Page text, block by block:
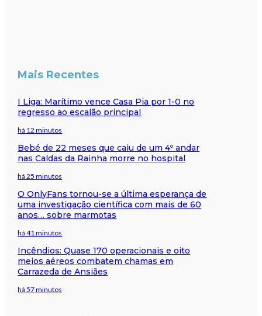
Mais Recentes
I Liga: Marítimo vence Casa Pia por 1-0 no
regresso ao escalão principal
há 12 minutos
Bebé de 22 meses que caiu de um 4º andar
nas Caldas da Rainha morre no hospital
há 25 minutos
O OnlyFans tornou-se a última esperança de
uma investigação científica com mais de 60
anos… sobre marmotas
há 41 minutos
Incêndios: Quase 170 operacionais e oito
meios aéreos combatem chamas em
Carrazeda de Ansiães
há 57 minutos